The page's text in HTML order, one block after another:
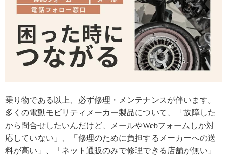
乗り物である以上、必ず修理・メンテナンスが伴います。
多くの電動モビリティメーカー製品について、「故障した
から問合せしたいんだけど、メールやWebフォームしか対
応していない」、「修理のために負担するメーカーへの送
料が高い」、「ネット通販のみで修理できる店舗が無い」